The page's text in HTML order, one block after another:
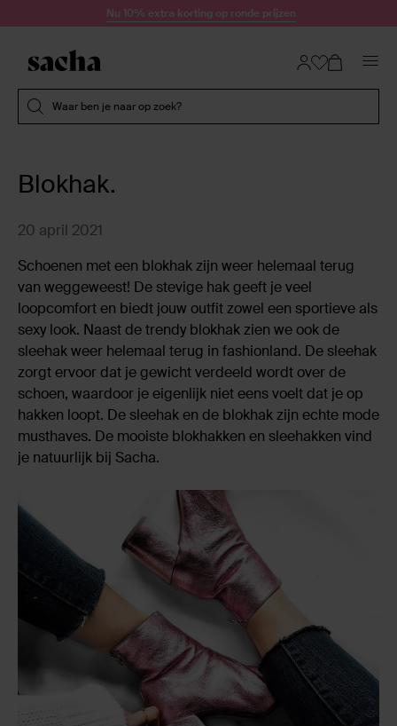
Doorgaan naar artikelNu 10% extra korting op ronde prijzen
Waar ben je naar op zoek?
Blokhak.
20 april 2021
Schoenen met een blokhak zijn weer helemaal terug
van weggeweest! De stevige hak geeft je veel
loopcomfort en biedt jouw outfit zowel een sportieve als
sexy look. Naast de trendy blokhak zien we ook de
sleehak weer helemaal terug in fashionland. De sleehak
zorgt ervoor dat je gewicht verdeeld wordt over de
schoen, waardoor je eigenlijk niet eens voelt dat je op
hakken loopt. De sleehak en de blokhak zijn echte mode
musthaves. De mooiste blokhakken en sleehakken vind
je natuurlijk bij Sacha.